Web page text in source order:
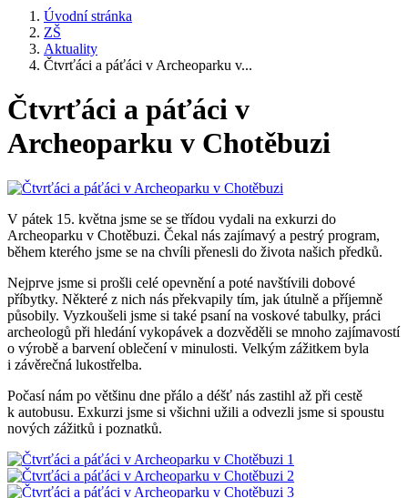
Úvodní stránka
ZŠ
Aktuality
Čtvrťáci a páťáci v Archeoparku v...
Čtvrťáci a páťáci v
Archeoparku v Chotěbuzi
V pátek 15. května jsme se se třídou vydali na exkurzi do
Archeoparku v Chotěbuzi. Čekal nás zajímavý a pestrý program,
během kterého jsme se na chvíli přenesli do života našich předků.
Nejprve jsme si prošli celé opevnění a poté navštívili dobové
příbytky. Některé z nich nás překvapily tím, jak útulně a příjemně
působily. Vyzkoušeli jsme si také psaní na voskové tabulky, práci
archeologů při hledání vykopávek a dozvěděli se mnoho zajímavostí
o výrobě a barvení oblečení v minulosti. Velkým zážitkem byla
i závěrečná lukostřelba.
Počasí nám po většinu dne přálo a déšť nás zastihl až při cestě
k autobusu. Exkurzi jsme si všichni užili a odvezli jsme si spoustu
nových zážitků i poznatků.